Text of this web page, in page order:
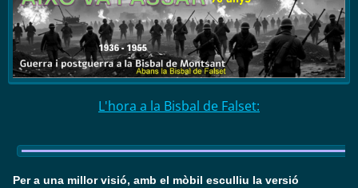
L'hora a la Bisbal de Falset:
Per a una millor visió, amb el mòbil esculliu la versió